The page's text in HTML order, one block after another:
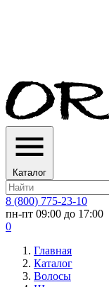
Каталог
8 (800) 775-23-10
пн-пт 09:00 до 17:00
0
Главная
Каталог
Волосы